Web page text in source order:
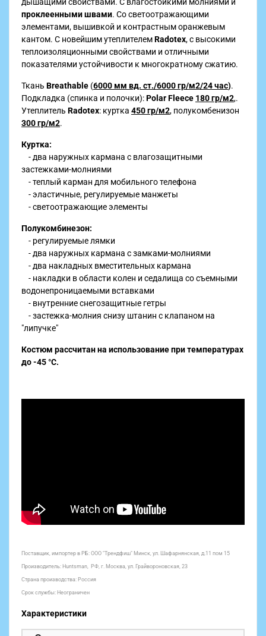
проклеенными швами. Со светоотражающими
элементами, вышивкой и контрастным оранжевым
кантом. С новейшим утеплителемRadotex, с высокими
теплоизоляционными свойствами и отличными
показателями устойчивости к многократному сжатию.
Ткань Breathable (6000 мм вд. ст./6000 гр/м2/24 час).
Подкладка (спинка и полочки):Polar Fleece 180 гр/м2,.
Утеплитель Radotex: куртка 450 гр/м2, полукомбенизон
300 гр/м2.
Куртка:
- два наружных кармана с влагозащитными
застежками-молниями
- теплый карман для мобильного телефона
- эластичные, регулируемые манжеты
- светоотражающие элементы
Полукомбинезон:
- регулируемые лямки
- два наружных кармана с замками-молниями
- два накладных вместительных кармана
- накладки в области колен и седалища со съемными
водонепроницаемыми вставками
- внутренние снегозащитные гетры
- застежка-молния снизу штанин с клапаном на
"липучке"
Костюм рассчитан на использование при температурах
до -45 °С.
Поставщик, импортер в РБ: ООО "Трендфиш" Минск, ул. Шафарнянская, д.11 пом 15
Производитель: Huntsman, РФ, г. Москва, ул. Грайвороновская, 23
Страна производства: Россия
Срок службы: Неограничен
Характеристики